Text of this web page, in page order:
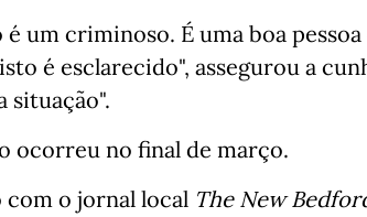
é um criminoso. É uma boa
é esclarecido", assegurou a
situação".
ocorreu no final de março.
com o jornal local The New